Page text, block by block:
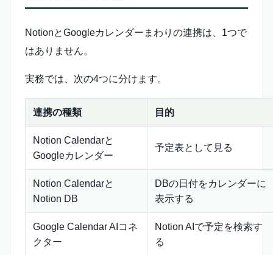
NotionとGoogleカレンダーまわりの連携は、1つで
はありません。
実務では、次の4つに分けます。
連携の種類 目的
Notion Calendarと
Googleカレンダー
予定表として見る
Notion Calendarと
Notion DB
DBの日付をカレンダーに
表示する
Google Calendar AIコネ
クター
Notion AIで予定を検索す
る